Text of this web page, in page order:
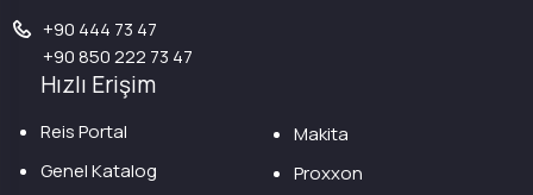
+90 444 73 47
+90 850 222 73 47
Hızlı Erişim
Reis Portal
Genel Katalog
Makita
Proxxon